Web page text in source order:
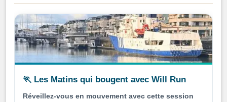
🏃 Les Matins qui bougent avec Will Run
Réveillez-vous en mouvement avec cette session